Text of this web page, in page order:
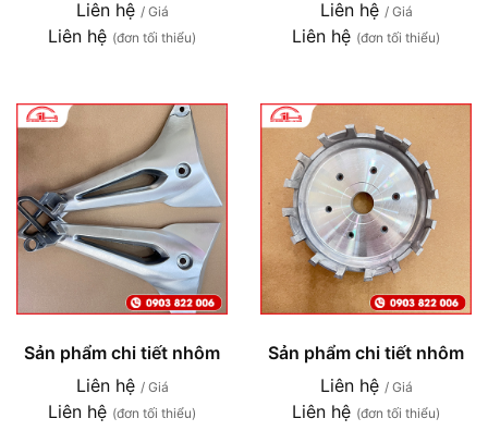
Liên hệ / Giá
Liên hệ (đơn tối thiểu)
Liên hệ / Giá
Liên hệ (đơn tối thiểu)
Sản phẩm chi tiết nhôm
Liên hệ / Giá
Liên hệ (đơn tối thiểu)
Sản phẩm chi tiết nhôm
Liên hệ / Giá
Liên hệ (đơn tối thiểu)